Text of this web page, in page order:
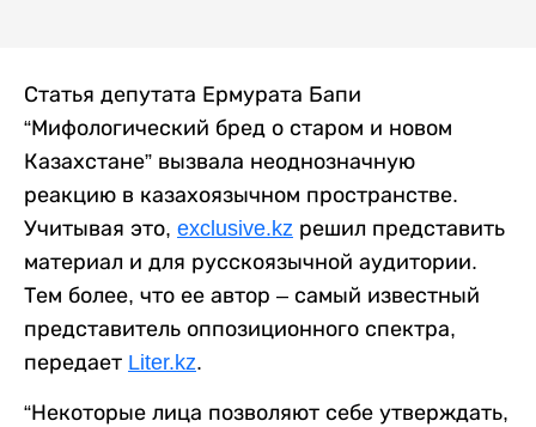
Статья депутата Ермурата Бапи
“Мифологический бред о старом и новом
Казахстане” вызвала неоднозначную
реакцию в казахоязычном пространстве.
Учитывая это, exclusive.kz решил представить
материал и для русскоязычной аудитории.
Тем более, что ее автор – самый известный
представитель оппозиционного спектра,
передает Liter.kz.
“Некоторые лица позволяют себе утверждать,